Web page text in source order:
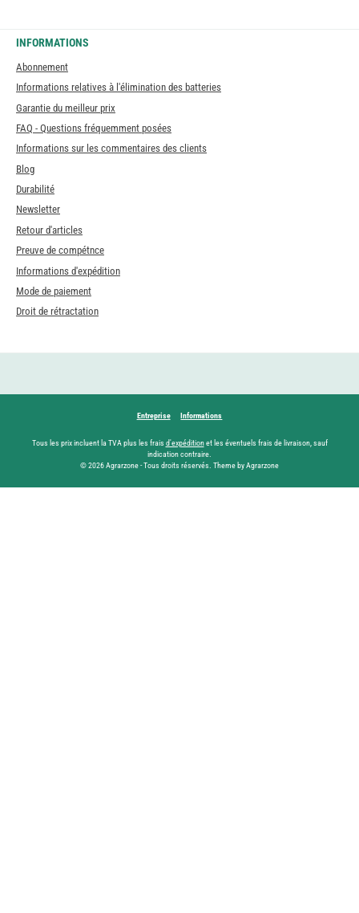
INFORMATIONS
Abonnement
Informations relatives à l'élimination des batteries
Garantie du meilleur prix
FAQ - Questions fréquemment posées
Informations sur les commentaires des clients
Blog
Durabilité
Newsletter
Retour d'articles
Preuve de compétnce
Informations d'expédition
Mode de paiement
Droit de rétractation
Entreprise Informations
Tous les prix incluent la TVA plus les frais d'expéditionet les éventuels frais de livraison, sauf
indication contraire.
© 2026 Agrarzone - Tous droits réservés. Theme by Agrarzone